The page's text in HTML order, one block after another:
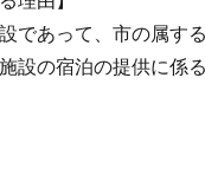
であって、市の属す
設の宿泊の提供に係